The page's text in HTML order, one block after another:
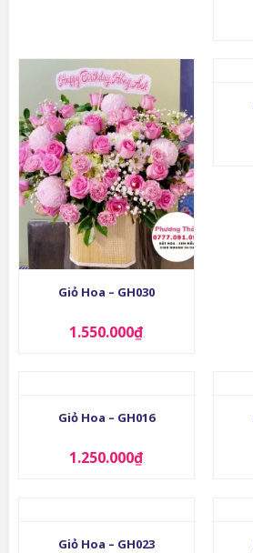
Giỏ Hoa – GH030
1.550.000₫
Giỏ Hoa – GH016
1.250.000₫
Giỏ Hoa – GH023